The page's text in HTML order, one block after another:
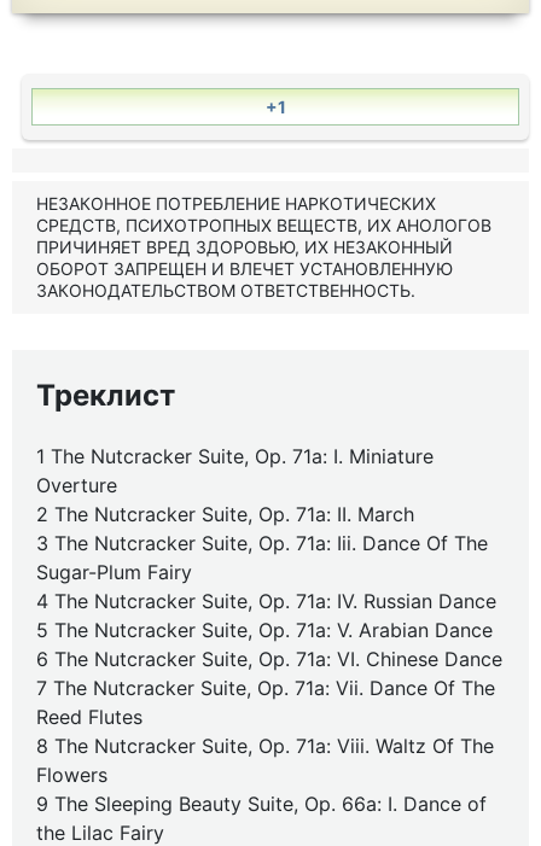
+1
НЕЗАКОННОЕ ПОТРЕБЛЕНИЕ НАРКОТИЧЕСКИХ
СРЕДСТВ, ПСИХОТРОПНЫХ ВЕЩЕСТВ, ИХ АНОЛОГОВ
ПРИЧИНЯЕТ ВРЕД ЗДОРОВЬЮ, ИХ НЕЗАКОННЫЙ
ОБОРОТ ЗАПРЕЩЕН И ВЛЕЧЕТ УСТАНОВЛЕННУЮ
ЗАКОНОДАТЕЛЬСТВОМ ОТВЕТСТВЕННОСТЬ.
Треклист
1 The Nutcracker Suite, Op. 71a: I. Miniature
Overture
2 The Nutcracker Suite, Op. 71a: II. March
3 The Nutcracker Suite, Op. 71a: Iii. Dance Of The
Sugar-Plum Fairy
4 The Nutcracker Suite, Op. 71a: IV. Russian Dance
5 The Nutcracker Suite, Op. 71a: V. Arabian Dance
6 The Nutcracker Suite, Op. 71a: VI. Chinese Dance
7 The Nutcracker Suite, Op. 71a: Vii. Dance Of The
Reed Flutes
8 The Nutcracker Suite, Op. 71a: Viii. Waltz Of The
Flowers
9 The Sleeping Beauty Suite, Op. 66a: I. Dance of
the Lilac Fairy